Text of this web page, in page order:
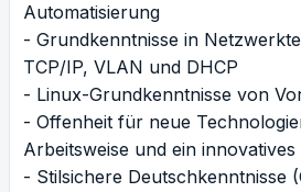
Automatisierung
- Grundkenntnisse in
TCP/IP, VLAN und DHCP
- Linux-Grundkenntnisse von
- Offenheit für neue
Arbeitsweise und ein innovatives
- Stilsichere Deutschkenntnisse